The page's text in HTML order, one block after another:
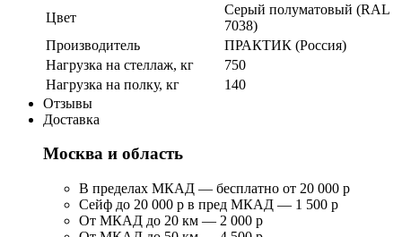
Цвет
Серый полуматовый (RAL
7038)
Производитель
ПРАКТИК (Россия)
Нагрузка на стеллаж, кг
750
Нагрузка на полку, кг
140
Отзывы
Доставка
Москва и область
В пределах МКАД — бесплатно от 20 000 р
Сейф до 20 000 р в пред МКАД — 1 500 р
От МКАД до 20 км — 2 000 р